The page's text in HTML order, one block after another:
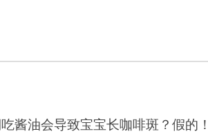
酱油会导致宝宝长咖啡斑？假的